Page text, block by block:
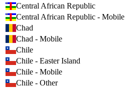
Central African Republic
Central African Republic - Mobile
Chad
Chad - Mobile
Chile
Chile - Easter Island
Chile - Mobile
Chile - Other